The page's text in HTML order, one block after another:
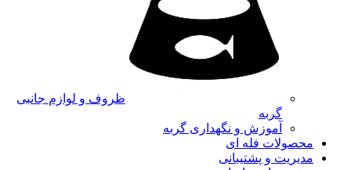
ظروف و لوازم جانبی
گربه
آموزش و نگهداری گربه
محصولات فله ای
مدیریت و پشتیبانی